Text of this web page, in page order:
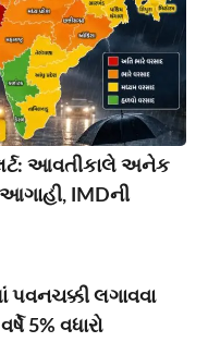
આવતીકાલે અનેક
IMDની
લગાવવા
5% વધારો